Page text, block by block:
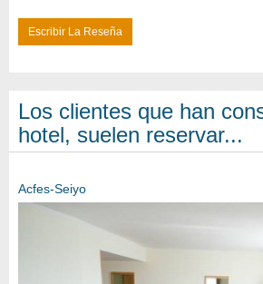
Escribir La Reseña
Los clientes que han
hotel, suelen reservar...
Acfes-Seiyo